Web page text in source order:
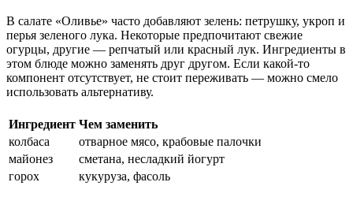
В салате «Оливье» часто добавляют зелень: петрушку, укроп и
перья зеленого лука. Некоторые предпочитают свежие
огурцы, другие — репчатый или красный лук. Ингредиенты в
этом блюде можно заменять друг другом. Если какой-то
компонент отсутствует, не стоит переживать — можно смело
использовать альтернативу.
Ингредиент Чем заменить
колбаса
отварное мясо, крабовые палочки
майонез
сметана, несладкий йогурт
горох
кукуруза, фасоль